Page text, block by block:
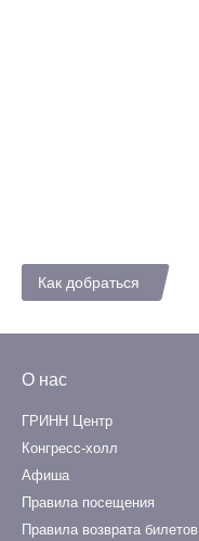
Как добраться
О нас
ГРИНН Центр
Конгресс-холл
Афиша
Правила посещения
Правила возврата билетов